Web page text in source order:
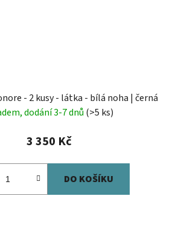
- 2 kusy - látka - bílá noha | černá
dodání 3-7 dnů (>5 ks)
3 350 Kč
DO KOŠÍKU